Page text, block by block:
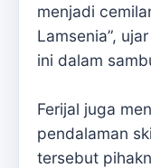
menjadi
Lamsenia”,
ini dalam
Ferijal juga
pendalaman
tersebut